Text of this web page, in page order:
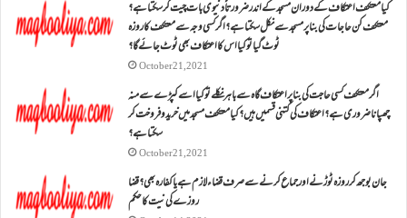
کیا معتکف اعتکاف کے دوران مسجد کے اندر ضرورتاً دنیوی بات چیت کر سکتا ہے؟
معتکف کن حاجات کی بنا پر مسجد سے نکل سکتا ہے؟ اگر کسی وجہ سے معتکف کا روزہ
ٹوٹ گیا تو کیا اس کا اعتکاف بھی ٹوٹ جائے گا؟
October 21, 2021
اگر معتکف کسی حاجت کی بنا پر اعتکاف گاہ سے باہر نکلے تو کیا اسے کپڑے سے منہ
چھپانا ضروری ہے؟اعتکاف کی کتنی قسمیں ہیں؟کیا معتکف مسجد میں خرید و فروخت کر
سکتا ہے؟
October 21, 2021
جان بوجھ کر روزہ ٹوڑنے اور جماع کرنے سے صرف قضاء لازم ہے یا کفارہ بھی؟ قضا
روزے کی نیت کا حکم